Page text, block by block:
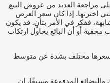
مراجعة العديد من عروض البيع
اخترتها. إذا كان سعر العرض
ففكر في الأمر بتأنٍ. قد يكون
أو أن البائع يحاول ارتكاب
سعرها مختلف بشدة عن متوسط
والبضائع المدفوعة مسبقًا. إن